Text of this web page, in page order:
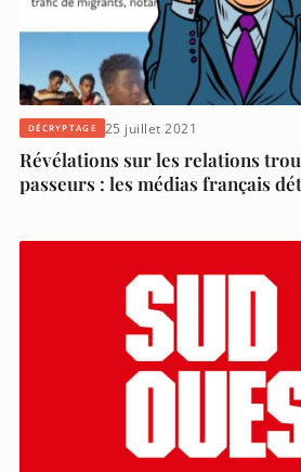
DÉCRYPTAGE 25 juillet 2021
Révélations sur les relations
passeurs : les médias français